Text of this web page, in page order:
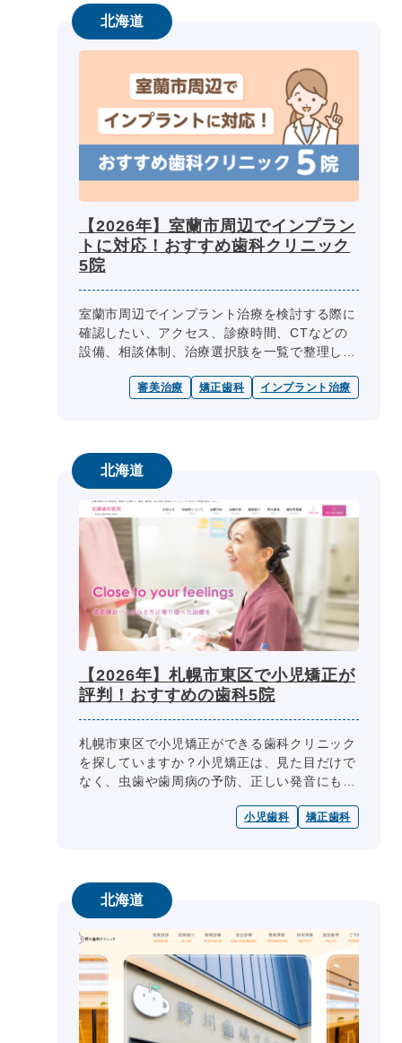
北海道
【2026年】室蘭市周辺でインプラン
トに対応！おすすめ歯科クリニック
5院
室蘭市周辺でインプラント治療を検討する際に
確認したい、アクセス、診療時間、CTなどの
設備、相談体制、治療選択肢を一覧で整理して
審美治療 矯正歯科 インプラント治療
北海道
【2026年】札幌市東区で小児矯正が
評判！おすすめの歯科5院
札幌市東区で小児矯正ができる歯科クリニック
を探していますか？小児矯正は、見た目だけで
なく、虫歯や歯周病の予防、正しい発音にも繋
ニックに特徴があり、お子様の年齢...
小児歯科 矯正歯科
北海道